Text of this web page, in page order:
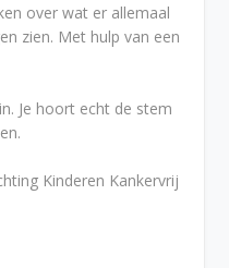
over wat er allemaal
zien. Met hulp van een
Je hoort echt de stem
Kinderen Kankervrij